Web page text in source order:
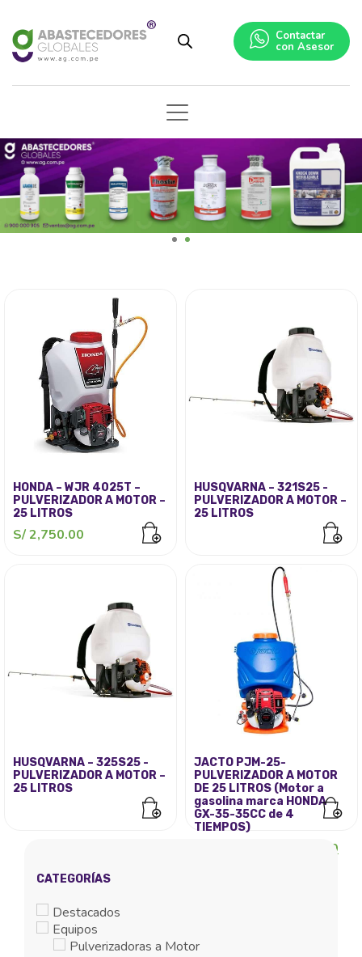
Contactar
con Asesor
1
HONDA – WJR 4025T –
PULVERIZADOR A MOTOR –
25 LITROS
S/2,750.00
HUSQVARNA – 321S25 -
PULVERIZADOR A MOTOR –
25 LITROS
HUSQVARNA – 325S25 -
PULVERIZADOR A MOTOR –
25 LITROS
JACTO PJM-25-
PULVERIZADOR A MOTOR
DE 25 LITROS (Motor a
gasolina marca HONDA
GX-35-35CC de 4
TIEMPOS)
2,160.00
CATEGORÍAS
Destacados
Equipos
Pulverizadoras a Motor